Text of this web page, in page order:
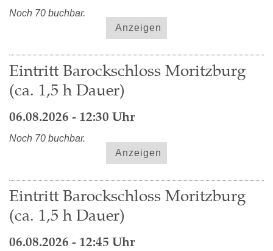
Noch 70 buchbar.
Anzeigen
Eintritt Barockschloss Moritzburg
(ca. 1,5 h Dauer)
06.08.2026 - 12:30 Uhr
Noch 70 buchbar.
Anzeigen
Eintritt Barockschloss Moritzburg
(ca. 1,5 h Dauer)
06.08.2026 - 12:45 Uhr